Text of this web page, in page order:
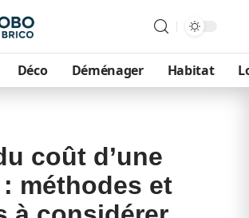
Déco Déménager Habitat
coût d’une
méthodes et